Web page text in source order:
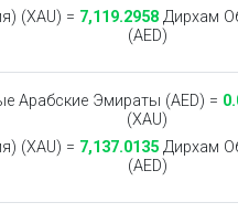
(XAU) = 7,119.2958Дирхам
(AED)
Арабские Эмираты (AED) =
(XAU)
(XAU) = 7,137.0135Дирхам
(AED)